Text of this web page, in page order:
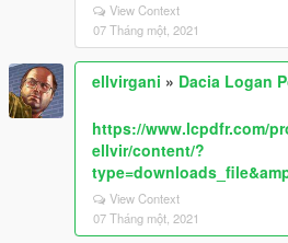
View Context
07 Tháng một, 2021
ellvirgani » Dacia Logan
https://www.lcpdfr.com/
ellvir/content/?
View Context
07 Tháng một, 2021